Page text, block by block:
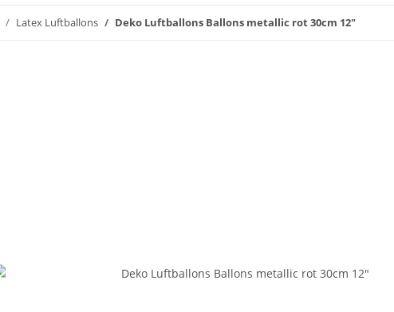
Latex Luftballons Deko Luftballons Ballons metallic rot 30cm 12"